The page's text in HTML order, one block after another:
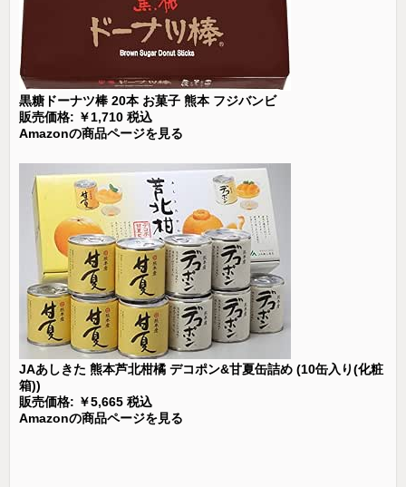
黒糖ドーナツ棒 20本 お菓子 熊本 フジバンビ
販売価格: ￥1,710 税込
Amazonの商品ページを見る
JAあしきた 熊本芦北柑橘 デコポン&甘夏缶詰め (10缶入り(化粧
箱))
販売価格: ￥5,665 税込
Amazonの商品ページを見る